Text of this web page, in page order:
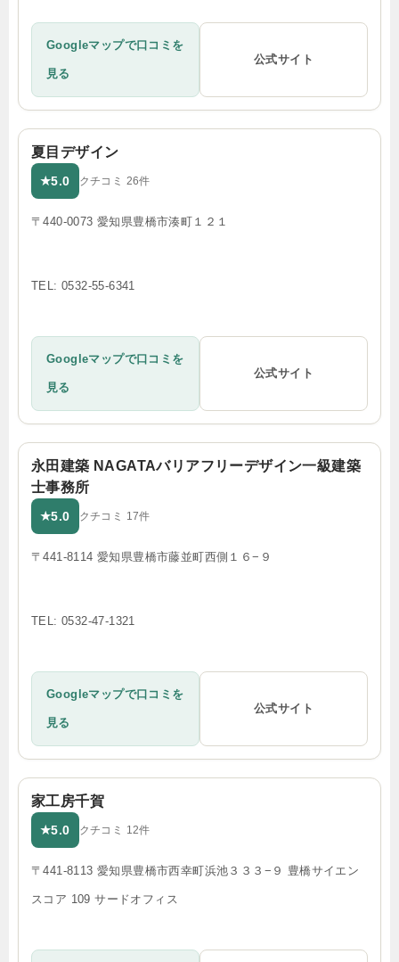
Googleマップで口コミを
見る
公式サイト
夏目デザイン
★5.0 クチコミ 26件
〒440-0073 愛知県豊橋市湊町１２１
TEL: 0532-55-6341
Googleマップで口コミを
見る
公式サイト
永田建築 NAGATAバリアフリーデザイン一級建築
士事務所
★5.0 クチコミ 17件
〒441-8114 愛知県豊橋市藤並町西側１６−９
TEL: 0532-47-1321
Googleマップで口コミを
見る
公式サイト
家工房千賀
★5.0 クチコミ 12件
〒441-8113 愛知県豊橋市西幸町浜池３３３−９ 豊橋サイエン
スコア 109 サードオフィス